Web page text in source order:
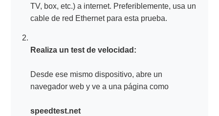
TV, box, etc.) a internet. Preferiblemente, usa un
cable de red Ethernet para esta prueba.
Realiza un test de velocidad:
Desde ese mismo dispositivo, abre un
navegador web y ve a una página como
speedtest.net